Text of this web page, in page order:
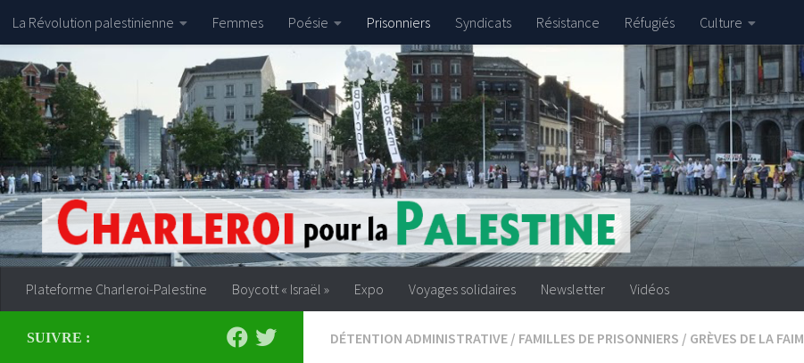
Skip to content
La Révolution palestinienne Femmes Poésie Prisonniers Syndicats Résistance Réfugiés Culture
Plateforme Charleroi-Palestine Boycott « Israël » Expo Voyages solidaires Newsletter Vidéos
DÉTENTION ADMINISTRATIVE / FAMILLES DE PRISONNIERS / GRÈVES DE LA FAIM
SUIVRE :